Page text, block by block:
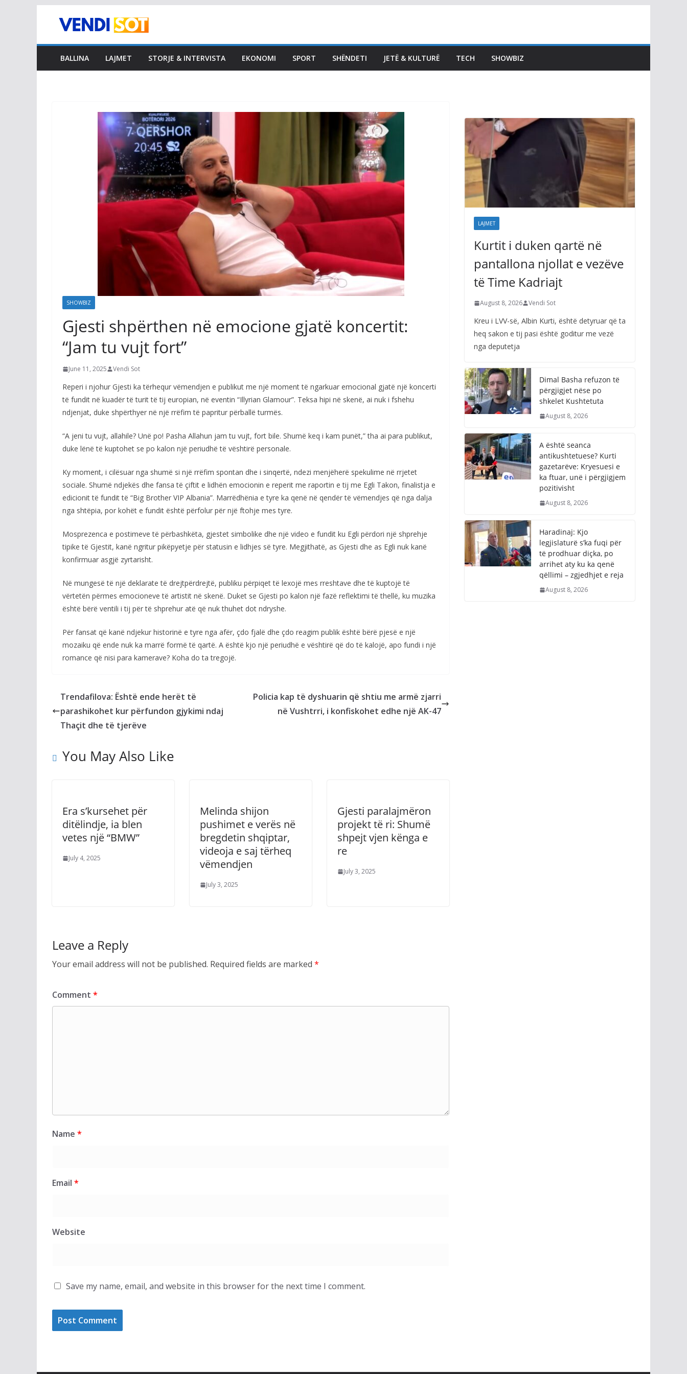
BALLINA LAJMET STORJE & INTERVISTA EKONOMI SPORT SHËNDETI JETË & KULTURË TECH SHOWBIZ
SHOWBIZ
Gjesti shpërthen në emocione gjatë koncertit:
“Jam tu vujt fort”
June 11, 2025 Vendi Sot
Reperi i njohur Gjesti ka tërhequr vëmendjen e publikut me një moment të ngarkuar emocional gjatë një koncerti
të fundit në kuadër të turit të tij europian, në eventin “Illyrian Glamour”. Teksa hipi në skenë, ai nuk i fshehu
ndjenjat, duke shpërthyer në një rrëfim të papritur përballë turmës.
“A jeni tu vujt, allahile? Unë po! Pasha Allahun jam tu vujt, fort bile. Shumë keq i kam punët,” tha ai para publikut,
duke lënë të kuptohet se po kalon një periudhë të vështirë personale.
Ky moment, i cilësuar nga shumë si një rrëfim spontan dhe i sinqertë, ndezi menjëherë spekulime në rrjetet
sociale. Shumë ndjekës dhe fansa të çiftit e lidhën emocionin e reperit me raportin e tij me Egli Takon, finalistja e
edicionit të fundit të “Big Brother VIP Albania”. Marrëdhënia e tyre ka qenë në qendër të vëmendjes që nga dalja
nga shtëpia, por kohët e fundit është përfolur për një ftohje mes tyre.
Mosprezenca e postimeve të përbashkëta, gjestet simbolike dhe një video e fundit ku Egli përdori një shprehje
tipike të Gjestit, kanë ngritur pikëpyetje për statusin e lidhjes së tyre. Megjithatë, as Gjesti dhe as Egli nuk kanë
konfirmuar asgjë zyrtarisht.
Në mungesë të një deklarate të drejtpërdrejtë, publiku përpiqet të lexojë mes rreshtave dhe të kuptojë të
vërtetën përmes emocioneve të artistit në skenë. Duket se Gjesti po kalon një fazë reflektimi të thellë, ku muzika
është bërë ventili i tij për të shprehur atë që nuk thuhet dot ndryshe.
Për fansat që kanë ndjekur historinë e tyre nga afër, çdo fjalë dhe çdo reagim publik është bërë pjesë e një
mozaiku që ende nuk ka marrë formë të qartë. A është kjo një periudhë e vështirë që do të kalojë, apo fundi i një
romance që nisi para kamerave? Koha do ta tregojë.
Trendafilova: Është ende herët të
parashikohet kur përfundon gjykimi ndaj
Thaçit dhe të tjerëve
Policia kap të dyshuarin që shtiu me armë zjarri
në Vushtrri, i konfiskohet edhe një AK-47
You May Also Like
Era s’kursehet për
ditëlindje, ia blen
vetes një “BMW”
July 4, 2025
Melinda shijon
pushimet e verës në
bregdetin shqiptar,
videoja e saj tërheq
vëmendjen
July 3, 2025
Gjesti paralajmëron
projekt të ri: Shumë
shpejt vjen kënga e
re
July 3, 2025
Leave a Reply
Your email address will not be published. Required fields are marked *
Comment *
Name *
Email *
Website
Save my name, email, and website in this browser for the next time I comment.
LAJMET
Kurtit i duken qartë në
pantallona njollat e vezëve
të Time Kadriajt
August 8, 2026 Vendi Sot
Kreu i LVV-së, Albin Kurti, është detyruar që ta
heq sakon e tij pasi është goditur me vezë
nga deputetja
Dimal Basha refuzon të
përgjigjet nëse po
shkelet Kushtetuta
August 8, 2026
A është seanca
antikushtetuese? Kurti
gazetarëve: Kryesuesi e
ka ftuar, unë i përgjigjem
pozitivisht
August 8, 2026
Haradinaj: Kjo
legjislaturë s’ka fuqi për
të prodhuar diçka, po
arrihet aty ku ka qenë
qëllimi – zgjedhjet e reja
August 8, 2026